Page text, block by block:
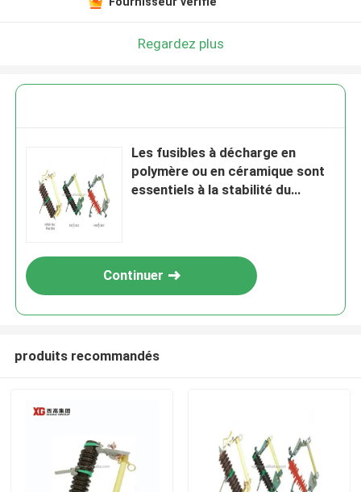
Regardez plus
Les fusibles à décharge en
polymère ou en céramique sont
essentiels à la stabilité du
Continuer
produits recommandés